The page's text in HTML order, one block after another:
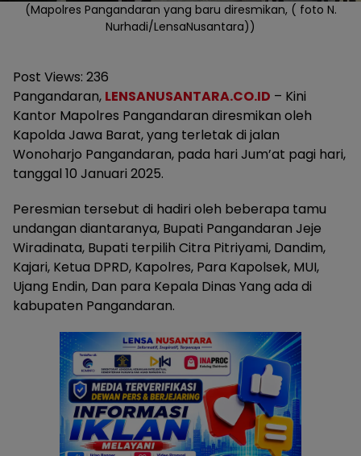
(Mapolres Pangandaran yang baru diresmikan, ( foto N.
Nurhadi/LensaNusantara))
Post Views: 236
Pangandaran, LENSANUSANTARA.CO.ID – Kini
Kantor Mapolres Pangandaran diresmikan oleh
Kapolda Jawa Barat, yang terletak di jalan
Wonoharjo Pangandaran, pada hari Jum’at pagi hari,
tanggal 10 Januari 2025.
Peresmian tersebut di hadiri oleh beberapa tamu
undangan diantaranya, Bupati Pangandaran Jeje
Wiradinata, Bupati terpilih Citra Pitriyami, Dandim,
Kajari, Ketua DPRD, Kapolres, Para Kapolsek, MUI,
Ujang Endin, Dan para Kepala Dinas Yang ada di
kabupaten Pangandaran.